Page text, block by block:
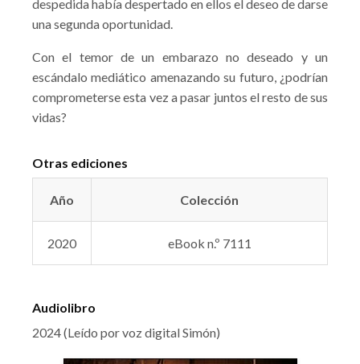
despedida había despertado en ellos el deseo de darse
una segunda oportunidad.
Con el temor de un embarazo no deseado y un
escándalo mediático amenazando su futuro, ¿podrían
comprometerse esta vez a pasar juntos el resto de sus
vidas?
Otras ediciones
Año Colección
2020 eBook n.º 7111
Audiolibro
2024 (Leído por voz digital Simón)